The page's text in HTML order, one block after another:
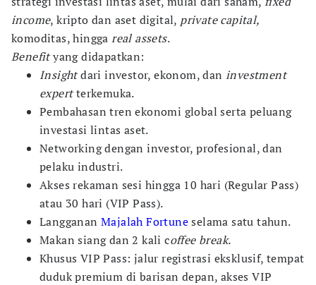
income, kripto dan aset digital, private capital,
komoditas, hinggareal assets.
Benefityang didapatkan:
Insightdari investor, ekonom, daninvestment
expertterkemuka.
Pembahasan tren ekonomi global serta peluang
investasi lintas aset.
Networking dengan investor, profesional, dan
pelaku industri.
Akses rekaman sesi hingga 10 hari (Regular Pass)
atau 30 hari (VIP Pass).
LanggananMajalah Fortuneselama satu tahun.
Makan siang dan 2 kali coffee break.
Khusus VIP Pass: jalur registrasi eksklusif, tempat
duduk premium di barisan depan, akses VIP